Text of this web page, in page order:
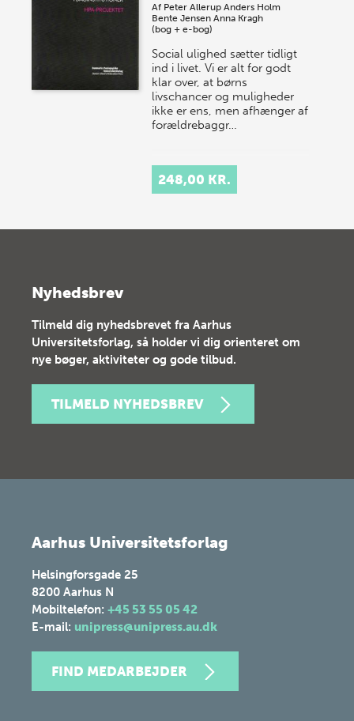
Af Peter Allerup Anders Holm
Bente Jensen Anna Kragh
(bog + e-bog)
Social ulighed sætter tidligt
ind i livet. Vi er alt for godt
klar over, at børns
livschancer og muligheder
ikke er ens, men afhænger af
forældrebaggr…
248,00 KR.
Nyhedsbrev
Tilmeld dig nyhedsbrevet fra Aarhus
Universitetsforlag, så holder vi dig orienteret om
nye bøger, aktiviteter og gode tilbud.
TILMELD NYHEDSBREV
Aarhus Universitetsforlag
Helsingforsgade 25
8200 Aarhus N
Mobiltelefon: +45 53 55 05 42
E-mail: unipress@unipress.au.dk
FIND MEDARBEJDER